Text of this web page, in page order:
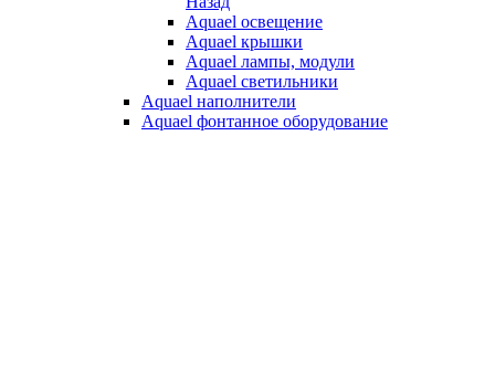
Aquael освещение
Aquael крышки
Aquael лампы, модули
Aquael светильники
Aquael наполнители
Aquael фонтанное оборудование